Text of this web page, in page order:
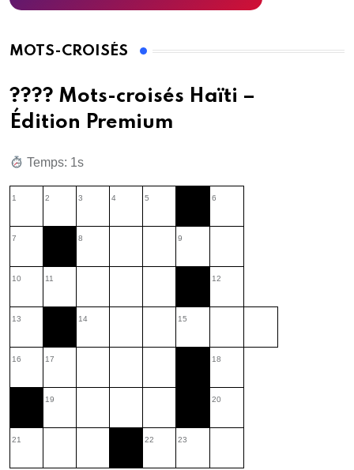
MOTS-CROISÉS
???? Mots-croisés Haïti –
Édition Premium
Temps: 2s
1 2 3 4 5 6
7 8 9
10 11 12
13 14 15
16 17 18
19 20
21 22 23